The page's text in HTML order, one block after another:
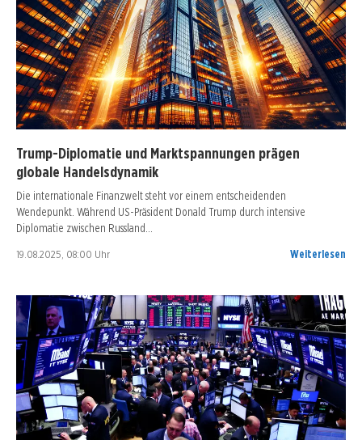
Trump-Diplomatie und Marktspannungen prägen
globale Handelsdynamik
Die internationale Finanzwelt steht vor einem entscheidenden
Wendepunkt. Während US-Präsident Donald Trump durch intensive
Diplomatie zwischen Russland…
19.08.2025, 08:00 Uhr Weiterlesen